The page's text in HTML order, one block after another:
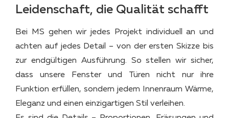
Leidenschaft, die Qualität schafft
Bei MS gehen wir jedes Projekt individuell an und
achten auf jedes Detail – von der ersten Skizze bis
zur endgültigen Ausführung. So stellen wir sicher,
dass unsere Fenster und Türen nicht nur ihre
Funktion erfüllen, sondern jedem Innenraum Wärme,
Eleganz und einen einzigartigen Stil verleihen.